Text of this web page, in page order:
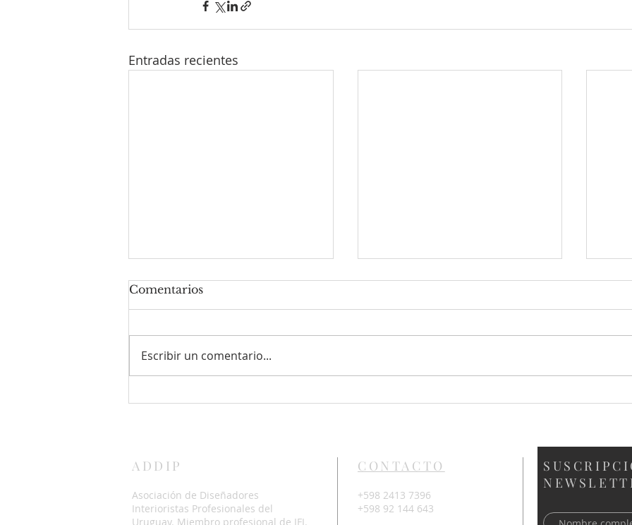
Entradas recientes
Comentarios
Escribir un comentario...
ADDIP
Asociación de Diseñadores
Interioristas Profesionales del
Uruguay. Miembro profesional de IFI.
CONTACTO
+598 2413 7396
+598 92 144 643